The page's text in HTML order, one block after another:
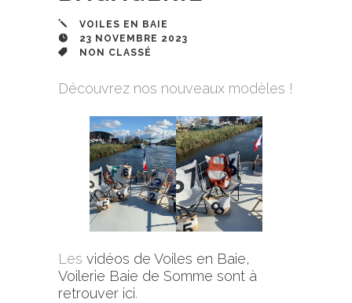
VOILES EN BAIE
23 NOVEMBRE 2023
NON CLASSÉ
Découvrez nos nouveaux modèles !
Les vidéos de Voiles en Baie,
Voilerie Baie de Somme sont à
retrouver ici.